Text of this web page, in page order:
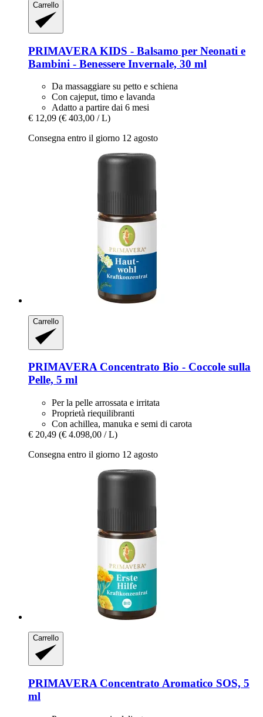
Carrello
PRIMAVERA KIDS -​ Balsamo per Neonati e
Bambini -​ Benessere Invernale, 30 ml
Da massaggiare su petto e schiena
Con cajeput, timo e lavanda
Adatto a partire dai 6 mesi
€ 12,09 (€ 403,00 / L)
Consegna entro il giorno 12 agosto
Carrello
PRIMAVERAConcentrato Bio -​ Coccole sulla
Pelle, 5 ml
Per la pelle arrossata e irritata
Proprietà riequilibranti
Con achillea, manuka e semi di carota
€ 20,49 (€ 4.098,00 / L)
Consegna entro il giorno 12 agosto
Carrello
PRIMAVERA Concentrato Aromatico SOS, 5
ml